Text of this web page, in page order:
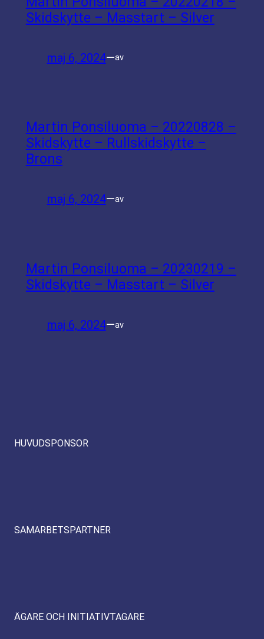
Skidskytte – Masstart – Silver
maj 6, 2024—av
Martin Ponsiluoma – 20220828 –
Skidskytte – Rullskidskytte –
Brons
maj 6, 2024—av
Martin Ponsiluoma – 20230219 –
Skidskytte – Masstart – Silver
maj 6, 2024—av
HUVUDSPONSOR
SAMARBETSPARTNER
ÄGARE OCH INITIATIVTAGARE